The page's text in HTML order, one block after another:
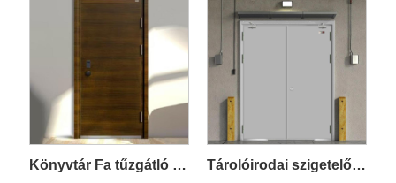
Könyvtár Fa tűzgátló ajtó Tárolóirodai szigetelő acél és fa tűzálló ajtó